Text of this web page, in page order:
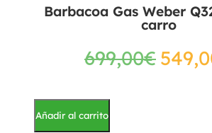
Barbacoa Gas Weber
carro
699,00€
Añadir al carrito